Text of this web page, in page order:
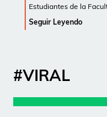
Estudiantes de la
Seguir Leyendo
#VIRAL